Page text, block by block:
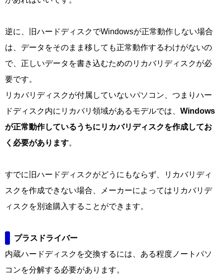
逆に、旧ハードディスクでWindowsが正常動作しない場合
は、データをそのまま移しても正常動作するわけがないの
で、正しいデータを書き込むためのリカバリディスクが必
要です。
リカバリディスクが付属していないパソコン、つまりハー
ドディスク内にリカバリ領域があるモデルでは、 Windows
が正常動作しているうちにリカバリディスクを作成してお
く必要があります。
すでに旧ハードディスクがどうにもならず、リカバリディ
スクを作成できない場合、メーカーによってはリカバリデ
ィスクを別途購入することができます。
プラスドライバー
内蔵ハードディスクを交換するには、ある程度ノートパソ
コンを分解する必要があります。